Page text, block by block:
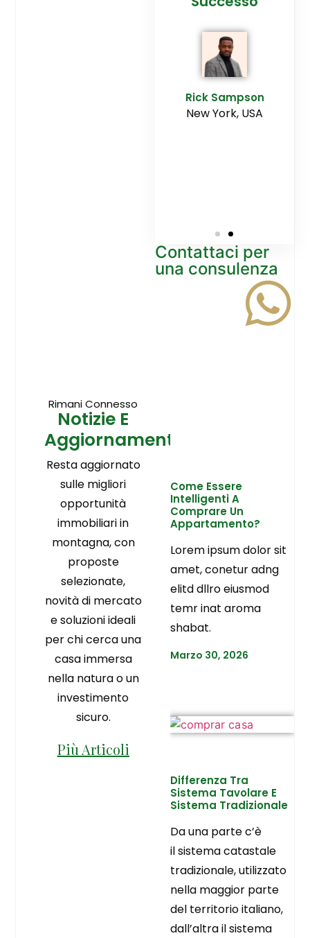
Rick Sampson
New York, USA
Contattaci per
una consulenza
Rimani Connesso
Notizie E
Aggiornamenti
Resta aggiornato
sulle migliori
opportunità
immobiliari in
montagna, con
proposte
selezionate,
novità di mercato
e soluzioni ideali
per chi cerca una
casa immersa
nella natura o un
investimento
sicuro.
Più Articoli
Come Essere
Intelligenti A
Comprare Un
Appartamento?
Lorem ipsum dolor sit
amet, conetur adng
elitd dllro eiusmod
temr inat aroma
shabat.
Marzo 30, 2026
Differenza Tra
Sistema Tavolare E
Sistema Tradizionale
Da una parte c’è
il sistema catastale
tradizionale, utilizzato
nella maggior parte
del territorio italiano,
dall’altra il sistema